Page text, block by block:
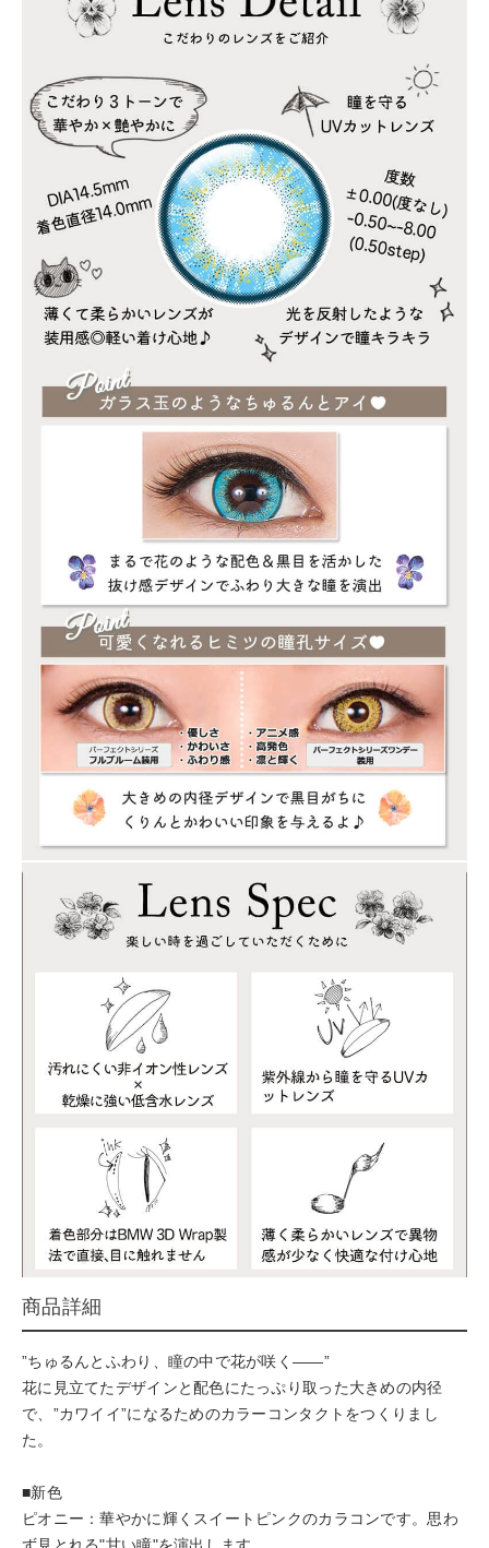
商品詳細
”ちゅるんとふわり、瞳の中で花が咲く――”
花に見立てたデザインと配色にたっぷり取った大きめの内径
で、”カワイイ”になるためのカラーコンタクトをつくりまし
た。
■新色
ピオニー：華やかに輝くスイートピンクのカラコンです。思わ